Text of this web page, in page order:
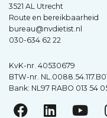
3521 AL Utrecht
Route en bereikbaarheid
bureau@nvdietist.nl
030-634 62 22
KvK-nr. 40530679
BTW-nr.
Bank: NL97 RABO 013 54